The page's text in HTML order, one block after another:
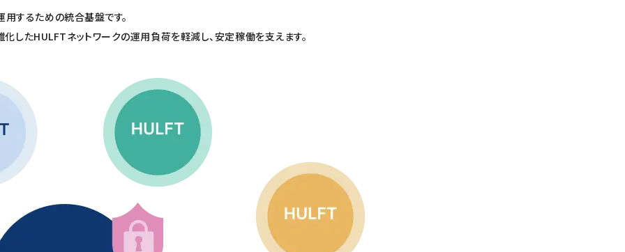
するための統合基盤です。
したHULFTネットワークの運用負荷を軽減し、安定稼働を支えます。